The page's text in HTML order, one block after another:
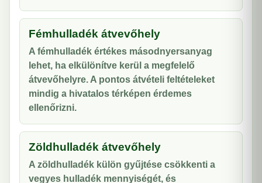
Fémhulladék átvevőhely
A fémhulladék értékes másodnyersanyag
lehet, ha elkülönítve kerül a megfelelő
átvevőhelyre. A pontos átvételi feltételeket
mindig a hivatalos térképen érdemes
ellenőrizni.
Zöldhulladék átvevőhely
A zöldhulladék külön gyűjtése csökkenti a
vegyes hulladék mennyiségét, és